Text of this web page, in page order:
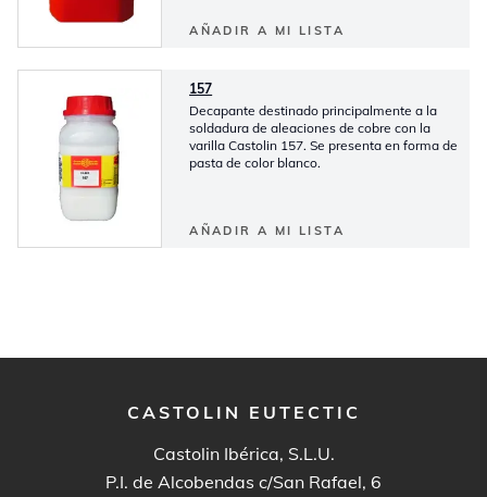
AÑADIR A MI LISTA
157
Decapante destinado principalmente a la
soldadura de aleaciones de cobre con la
varilla Castolin 157. Se presenta en forma de
pasta de color blanco.
AÑADIR A MI LISTA
CASTOLIN EUTECTIC
Castolin Ibérica, S.L.U.
P.I. de Alcobendas c/San Rafael, 6